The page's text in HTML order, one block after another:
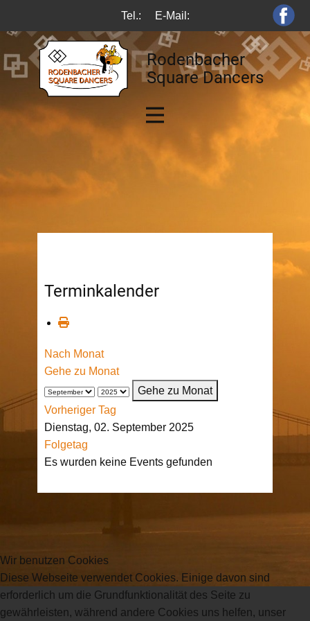
Tel.: E-Mail:
Rodenbacher
Square Dancers
Terminkalender
Nach Monat
Gehe zu Monat
Gehe zu Monat
Vorheriger Tag
Dienstag, 02. September 2025
Folgetag
Es wurden keine Events gefunden
Wir benutzen Cookies
Diese Webseite verwendet Cookies. Einige davon sind
erforderlich um die Grundfunktionalität des Seite zu
gewährleisten, während andere Cookies uns helfen, unser